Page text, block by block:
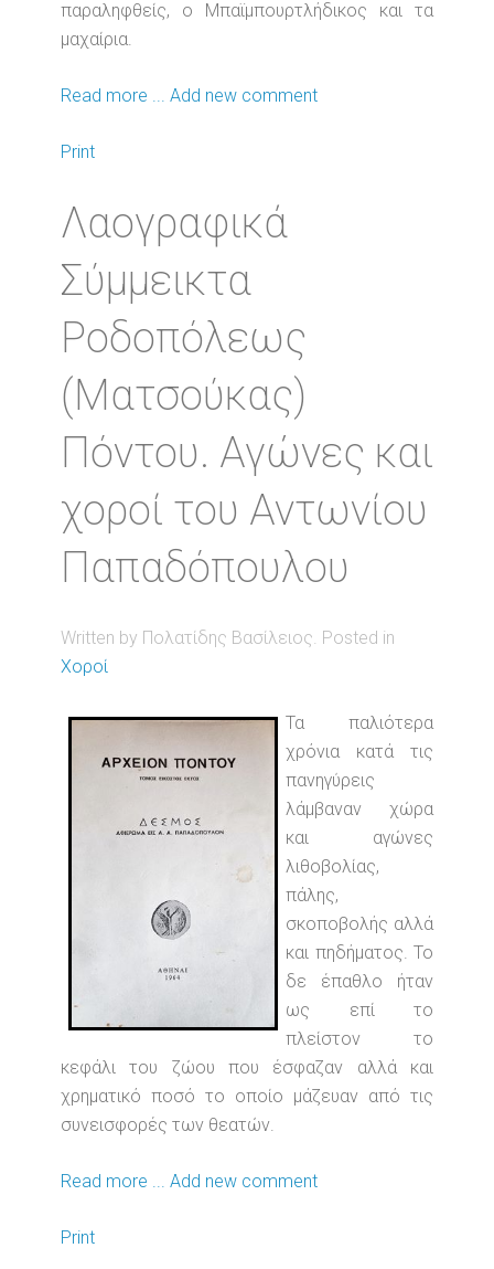
παραληφθείς, ο Μπαϊμπουρτλήδικος και τα
μαχαίρια.
Read more ... Add new comment
Print
Λαογραφικά
Σύμμεικτα
Ροδοπόλεως
(Ματσούκας)
Πόντου. Αγώνες και
χοροί του Αντωνίου
Παπαδόπουλου
Written by Πολατίδης Βασίλειος. Posted in
Χοροί
Τα παλιότερα
χρόνια κατά τις
πανηγύρεις
λάμβαναν χώρα
και αγώνες
λιθοβολίας,
πάλης,
σκοποβολής αλλά
και πηδήματος. Το
δε έπαθλο ήταν
ως επί το
πλείστον το
κεφάλι του ζώου που έσφαζαν αλλά και
χρηματικό ποσό το οποίο μάζευαν από τις
συνεισφορές των θεατών.
Read more ... Add new comment
Print